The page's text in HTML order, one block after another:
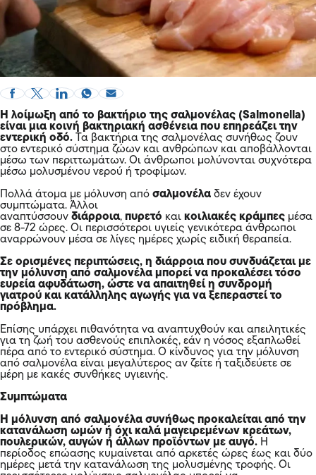
Η λοίμωξη από το βακτήριο της σαλμονέλας (Salmonella)
είναι μια κοινή βακτηριακή ασθένεια που επηρεάζει την
εντερική οδό.
Τα βακτήρια της σαλμονέλας συνήθως ζουν
στο εντερικό σύστημα ζώων και ανθρώπων και αποβάλλονται
μέσω των περιττωμάτων. Οι άνθρωποι μολύνονται συχνότερα
μέσω μολυσμένου νερού ή τροφίμων.
Πολλά άτομα με μόλυνση από σαλμονέλα δεν έχουν
συμπτώματα. Άλλοι
αναπτύσσουν διάρροια, πυρετό και κοιλιακές κράμπες μέσα
σε 8-72 ώρες. Οι περισσότεροι υγιείς γενικότερα άνθρωποι
αναρρώνουν μέσα σε λίγες ημέρες χωρίς ειδική θεραπεία.
Σε ορισμένες περιπτώσεις, η διάρροια που συνδυάζεται με
την μόλυνση από σαλμονέλα μπορεί να προκαλέσει τόσο
ευρεία αφυδάτωση, ώστε να απαιτηθεί η συνδρομή
γιατρού και κατάλληλης αγωγής για να ξεπεραστεί το
πρόβλημα.
Επίσης υπάρχει πιθανότητα να αναπτυχθούν και απειλητικές
για τη ζωή του ασθενούς επιπλοκές, εάν η νόσος εξαπλωθεί
πέρα από το εντερικό σύστημα. Ο κίνδυνος για την μόλυνση
από σαλμονέλα είναι μεγαλύτερος αν ζείτε ή ταξιδεύετε σε
μέρη με κακές συνθήκες υγιεινής.
Συμπτώματα
Η μόλυνση από σαλμονέλα συνήθως προκαλείται από την
κατανάλωση ωμών ή όχι καλά μαγειρεμένων κρεάτων,
πουλερικών, αυγών ή άλλων προϊόντων με αυγό. Η
περίοδος επώασης κυμαίνεται από αρκετές ώρες έως και δύο
ημέρες μετά την κατανάλωση της μολυσμένης τροφής. Οι